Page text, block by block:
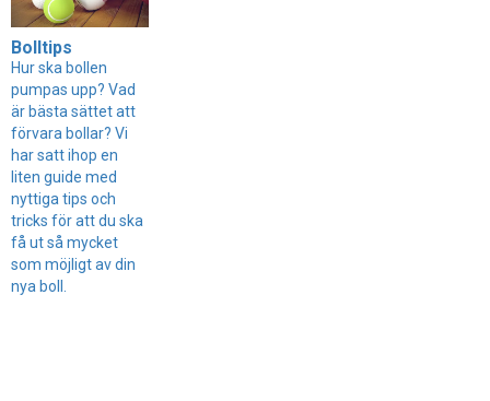
Bolltips
Hur ska bollen
pumpas upp? Vad
är bästa sättet att
förvara bollar? Vi
har satt ihop en
liten guide med
nyttiga tips och
tricks för att du ska
få ut så mycket
som möjligt av din
nya boll.